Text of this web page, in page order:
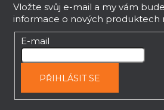
Vložte svůj e-mail a my vám
informace o nových produktech
E-mail
PŘIHLÁSIT SE